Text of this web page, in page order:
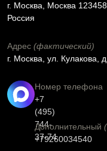
г. Москва, Москва 123458
Россия
Адрес (фактический)
г. Москва, ул. Кулакова,
Номер телефона
+7
(495)
744-
37-74
Дополнительный
+79260034540